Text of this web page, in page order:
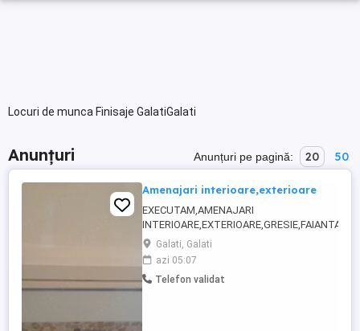
Locuri de munca Finisaje GalatiGalati
Anunțuri Anunțuri pe pagină: 20 50
Amenajari interioare,exterioare
EXECUTAM,AMENAJARI
MULTE DETALII LA TEL. ,,Galati
Galati, Galati
azi 05:07
Telefon validat